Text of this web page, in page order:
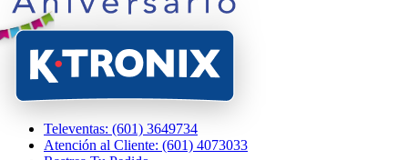
Televentas: (601) 3649734
Atención al Cliente: (601) 4073033